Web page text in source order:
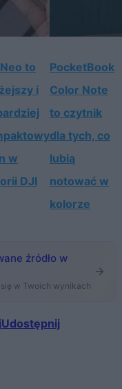
to
i
w
DJI
PocketBook
Color Note
to czytnik
dla tych, co
lubią
notować w
kolorze
źródło w
w Twoich wynikach
Udostępnij